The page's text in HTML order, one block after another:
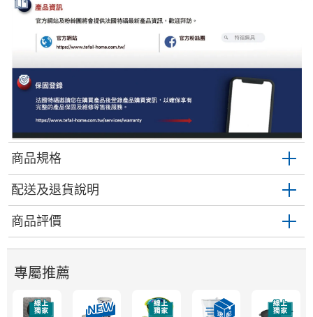
商品規格
配送及退貨說明
商品評價
專屬推薦